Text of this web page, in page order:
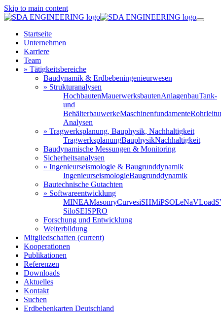
Skip to main content
Startseite
Unternehmen
Karriere
Team
» Tätigkeitsbereiche
Baudynamik & Erdbebeningenieurwesen
» Strukturanalysen
HochbautenMauerwerksbautenAnlagenbauTank-
und
BehälterbauwerkeMaschinenfundamente
Analysen
» Tragwerksplanung, Bauphysik, Nachhaltigkeit
TragwerksplanungBauphysikNachhaltigkeit
Baudynamische Messungen & Monitoring
Sicherheitsanalysen
» Ingenieurseismologie & Baugrunddynamik
IngenieurseismologieBaugrunddynamik
Bautechnische Gutachten
» Softwareentwicklung
MINEAMasonryCurvesiSHMiPSOLeNaVLoad
SiloSEISPRO
Forschung und Entwicklung
Weiterbildung
Mitgliedschaften (current)
Kooperationen
Publikationen
Referenzen
Downloads
Aktuelles
Kontakt
Suchen
Erdbebenkarten Deutschland